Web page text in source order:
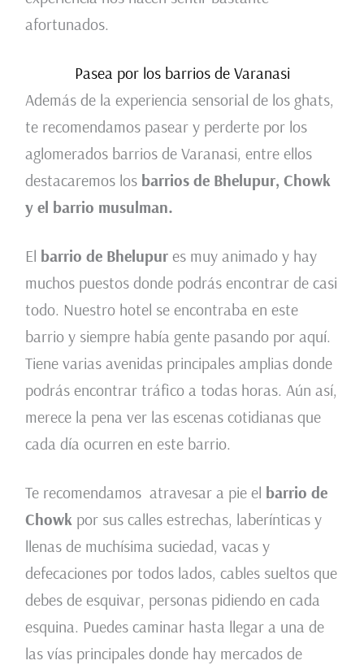
afortunados.
Pasea por los barrios de Varanasi
Además de la experiencia sensorial de los ghats,
te recomendamos pasear y perderte por los
aglomerados barrios de Varanasi, entre ellos
destacaremos losbarrios de Bhelupur, Chowk
y el barrio musulman.
El barrio de Bhelupur es muy animado y hay
muchos puestos donde podrás encontrar de casi
todo. Nuestro hotel se encontraba en este
barrio y siempre había gente pasando por aquí.
Tiene varias avenidas principales amplias donde
podrás encontrar tráfico a todas horas. Aún así,
merece la pena ver las escenas cotidianas que
cada día ocurren en este barrio.
Te recomendamos atravesar a pie el barrio de
Chowk por sus calles estrechas, laberínticas y
llenas de muchísima suciedad, vacas y
defecaciones por todos lados, cables sueltos que
debes de esquivar, personas pidiendo en cada
esquina. Puedes caminar hasta llegar a una de
las vías principales donde hay mercados de